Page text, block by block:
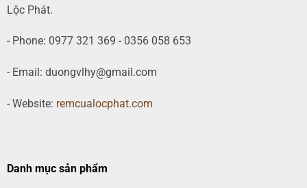
Lộc Phát.
- Phone: 0977 321 369 - 0356 058 653
- Email: duongvlhy@gmail.com
- Website: remcualocphat.com
Danh mục sản phẩm